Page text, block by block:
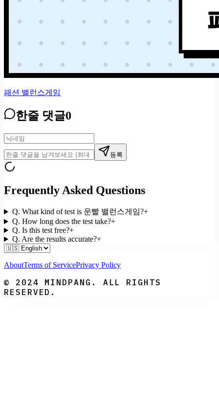
패션 밸런스게임
한줄 댓글0
등록
Frequently Asked Questions
Q. What kind of test is 운빨 밸런스게임?+
Q. How long does the test take?+
Q. Is this test free?+
Q. Are the results accurate?+
AboutTerms of ServicePrivacy Policy
© 2024 MINDPANG. ALL RIGHTS
RESERVED.